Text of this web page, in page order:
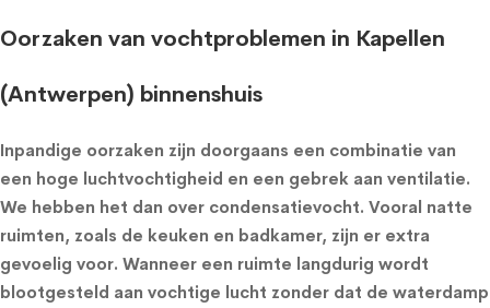
Oorzaken van vochtproblemen in Kapellen
(Antwerpen) binnenshuis
Inpandige oorzaken zijn doorgaans een combinatie van
een hoge luchtvochtigheid en een gebrek aan ventilatie.
We hebben het dan over condensatievocht. Vooral natte
ruimten, zoals de keuken en badkamer, zijn er extra
gevoelig voor. Wanneer een ruimte langdurig wordt
blootgesteld aan vochtige lucht zonder dat de waterdamp